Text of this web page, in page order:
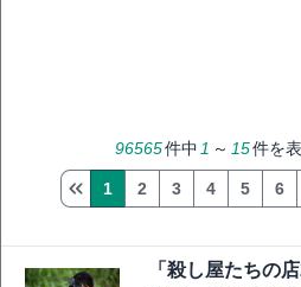
96565件中1 ～ 15件を
1 2 3 4 5 6
「殺し屋たちの